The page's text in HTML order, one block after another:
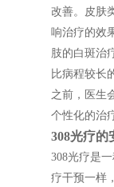
改善。皮肤
响治疗的效
肢的白斑治
比病程较长
之前，医生
个性化的治
308光疗的
308光疗是
疗干预一样